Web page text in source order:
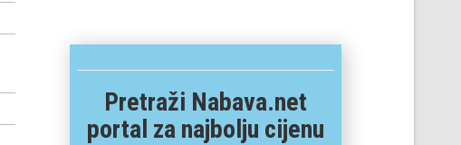
Pretraži Nabava.net
portal za najbolju cijenu